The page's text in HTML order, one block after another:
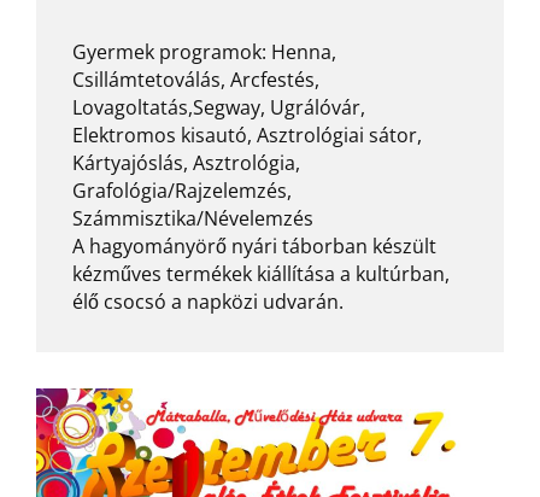
Gyermek programok: Henna,
Csillámtetoválás, Arcfestés,
Lovagoltatás,Segway, Ugrálóvár,
Elektromos kisautó, Asztrológiai sátor,
Kártyajóslás, Asztrológia,
Grafológia/Rajzelemzés,
Számmisztika/Névelemzés
A hagyományörő nyári táborban készült
kézműves termékek kiállítása a kultúrban,
élő csocsó a napközi udvarán.